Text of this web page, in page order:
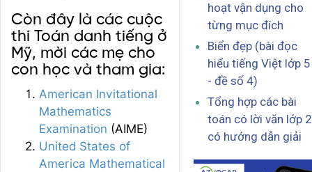
Còn đây là các cuộc
thi Toán danh tiếng ở
Mỹ, mời các mẹ cho
con học và tham gia:
American Invitational
Mathematics
Examination (AIME)
United States of
America Mathematical
hoạt vận dụng cho
từng mục đích
Biển đẹp (bài đọc
hiểu tiếng Việt lớp 5
- đề số 4)
Tổng hợp các bài
toán có lời văn lớp 2
có hướng dẫn giải